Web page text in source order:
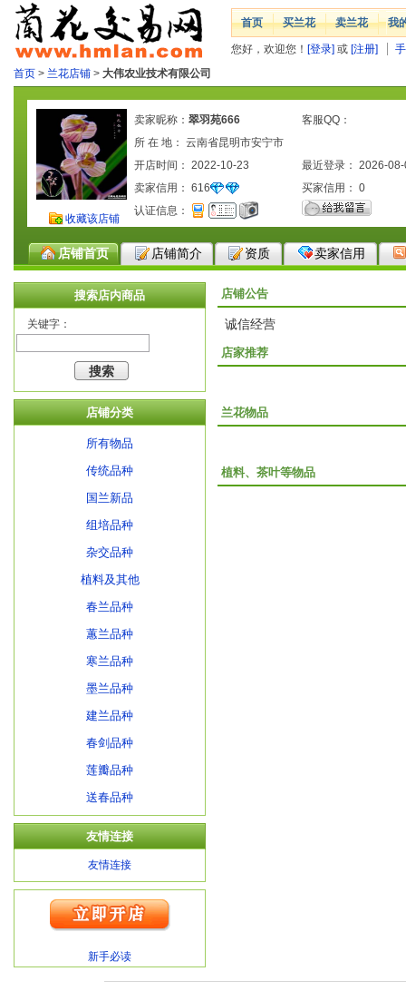
首页 买兰花 卖兰花 我
您好，欢迎您！ [登录] 或 [注册]
首页 > 兰花店铺 > 大伟农业技术有限公司
收藏该店铺
卖家昵称： 翠羽苑666
客服QQ：
所 在 地： 云南省昆明市安宁市
开店时间： 2022-10-23
最近登录： 2026-
卖家信用： 616 买家信用： 0
认证信息：
店铺首页 店铺简介 资质 卖家信用
搜索店内商品
关键字：
店铺分类
所有物品
传统品种
国兰新品
组培品种
杂交品种
植料及其他
春兰品种
蕙兰品种
寒兰品种
墨兰品种
建兰品种
春剑品种
莲瓣品种
送春品种
友情连接
友情连接
新手必读
店铺公告
诚信经营
店家推荐
兰花物品
植料、茶叶等物品